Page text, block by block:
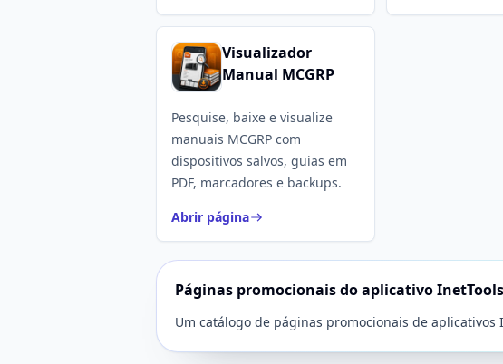
Visualizador
Manual MCGRP
Pesquise, baixe e visualize
manuais MCGRP com
dispositivos salvos, guias em
PDF, marcadores e backups.
Abrir página
Páginas promocionais do aplicativo InetTools
Um catálogo de páginas promocionais de aplicativos